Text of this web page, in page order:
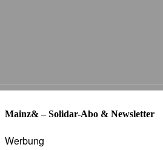
Mainz& – Solidar-Abo & Newsletter
Werbung